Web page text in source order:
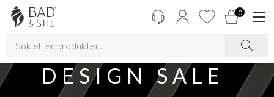
0
DESIGN SALE